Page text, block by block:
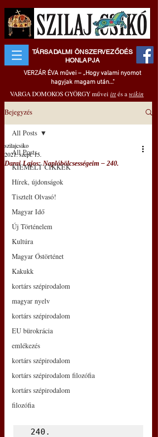
TÁRSADALMI ÖNSZERVEZŐDÉS
HONLAPJA
VERZÁR ÉVA művei – „Hogy valami nyomot
hagyjak magam után..."
VARGA DOMOKOS GYÖRGY művei ittés awikin
Bejegyzés
All Posts
KIEMELT CIKKEK
Hírek, újdonságok
Tisztelt Olvasó!
Magyar Idő
Új Történelem
Kultúra
Magyar Őstörténet
Kakukk
kortárs szépirodalom
magyar nyelv
kortárs szépirodalom
EU bürokrácia
emlékezés
kortárs szépirodalom
kortárs szépirodalom filozófia
kortárs szépirodalom
filozófia
All Posts
Darai Lajos: Naplóbölcsességeim – 240.
szilajcsiko
2021. szept. 15.
240.